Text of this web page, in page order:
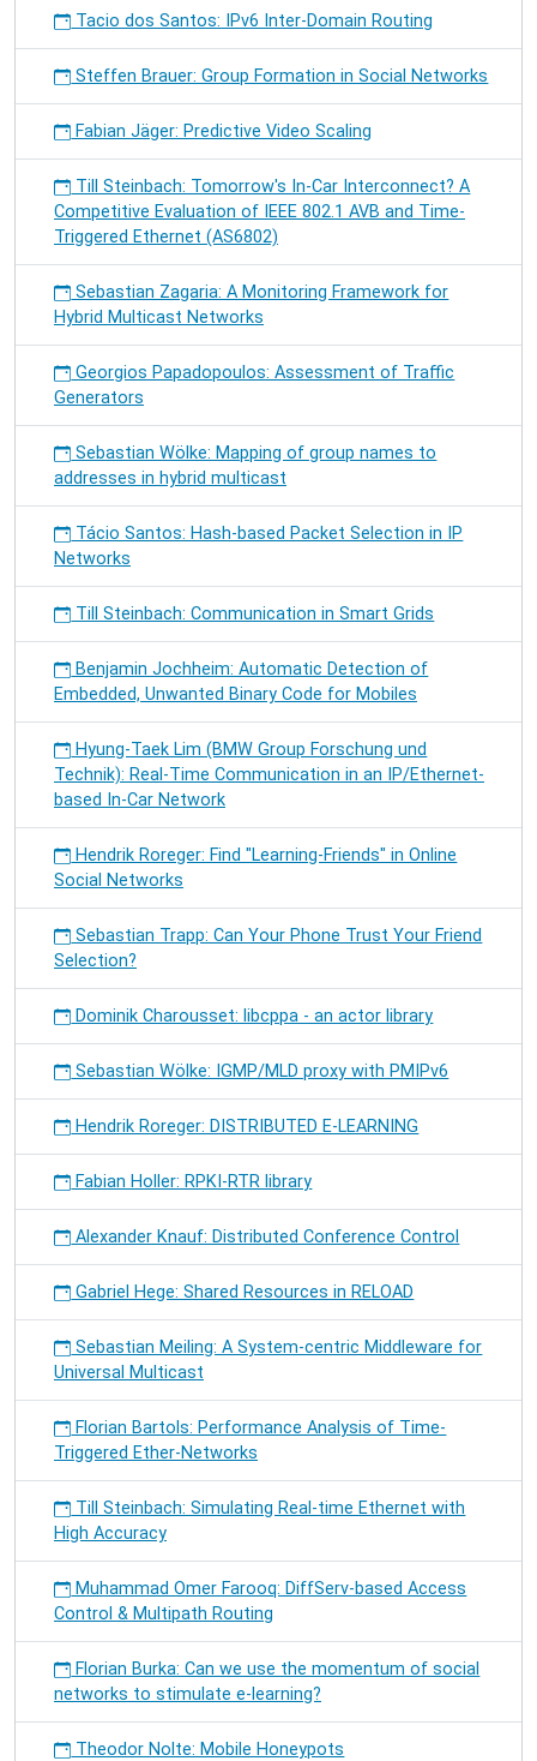
Tacio dos Santos: IPv6 Inter-Domain Routing
Steffen Brauer: Group Formation in Social Networks
Fabian Jäger: Predictive Video Scaling
Till Steinbach: Tomorrow's In-Car Interconnect? A
Competitive Evaluation of IEEE 802.1 AVB and Time-
Triggered Ethernet (AS6802)
Sebastian Zagaria: A Monitoring Framework for
Hybrid Multicast Networks
Georgios Papadopoulos: Assessment of Traffic
Generators
Sebastian Wölke: Mapping of group names to
addresses in hybrid multicast
Tácio Santos: Hash-based Packet Selection in IP
Networks
Till Steinbach: Communication in Smart Grids
Benjamin Jochheim: Automatic Detection of
Embedded, Unwanted Binary Code for Mobiles
Hyung-Taek Lim (BMW Group Forschung und
Technik): Real-Time Communication in an IP/Ethernet-
based In-Car Network
Hendrik Roreger: Find "Learning-Friends" in Online
Social Networks
Sebastian Trapp: Can Your Phone Trust Your Friend
Selection?
Dominik Charousset: libcppa - an actor library
Sebastian Wölke: IGMP/MLD proxy with PMIPv6
Hendrik Roreger: DISTRIBUTED E-LEARNING
Fabian Holler: RPKI-RTR library
Alexander Knauf: Distributed Conference Control
Gabriel Hege: Shared Resources in RELOAD
Sebastian Meiling: A System-centric Middleware for
Universal Multicast
Florian Bartols: Performance Analysis of Time-
Triggered Ether-Networks
Till Steinbach: Simulating Real-time Ethernet with
High Accuracy
Muhammad Omer Farooq: DiffServ-based Access
Control & Multipath Routing
Florian Burka: Can we use the momentum of social
networks to stimulate e-learning?
Theodor Nolte: Mobile Honeypots